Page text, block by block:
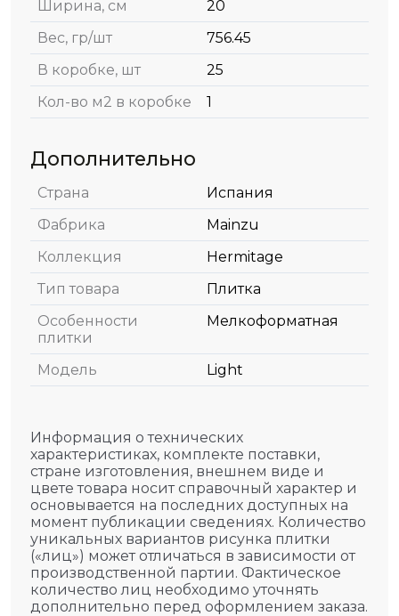
Ширина, см
20
Вес, гр/шт
756.45
В коробке, шт
25
Кол-во м2 в коробке
1
Дополнительно
Страна
Испания
Фабрика
Mainzu
Коллекция
Hermitage
Тип товара
Плитка
Особенности
плитки
Мелкоформатная
Модель Light
Информация о технических
характеристиках, комплекте поставки,
стране изготовления, внешнем виде и
цвете товара носит справочный характер и
основывается на последних доступных на
момент публикации сведениях. Количество
уникальных вариантов рисунка плитки
(«лиц») может отличаться в зависимости от
производственной партии. Фактическое
количество лиц необходимо уточнять
дополнительно перед оформлением заказа.